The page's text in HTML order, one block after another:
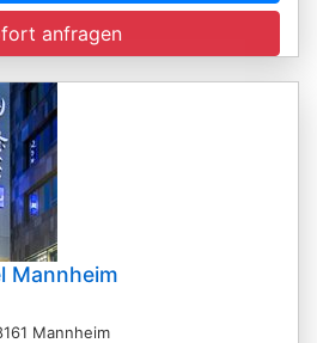
anfragen
Mannheim
Mannheim